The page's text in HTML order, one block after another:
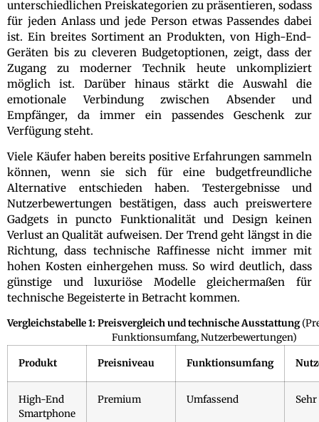
unterschiedlichen Preiskategorien zu präsentieren, sodass
für jeden Anlass und jede Person etwas Passendes dabei
ist. Ein breites Sortiment an Produkten, von High-End-
Geräten bis zu cleveren Budgetoptionen, zeigt, dass der
Zugang zu moderner Technik heute unkompliziert
möglich ist. Darüber hinaus stärkt die Auswahl die
emotionale Verbindung zwischen Absender und
Empfänger, da immer ein passendes Geschenk zur
Verfügung steht.
Viele Käufer haben bereits positive Erfahrungen sammeln
können, wenn sie sich für eine budgetfreundliche
Alternative entschieden haben. Testergebnisse und
Nutzerbewertungen bestätigen, dass auch preiswertere
Gadgets in puncto Funktionalität und Design keinen
Verlust an Qualität aufweisen. Der Trend geht längst in die
Richtung, dass technische Raffinesse nicht immer mit
hohen Kosten einhergehen muss. So wird deutlich, dass
günstige und luxuriöse Modelle gleichermaßen für
technische Begeisterte in Betracht kommen.
Vergleichstabelle 1: Preisvergleich und technische Ausstattung
Funktionsumfang, Nutzerbewertungen)
Produkt Preisniveau Funktionsumfang
High-End
Smartphone
Premium Umfassend